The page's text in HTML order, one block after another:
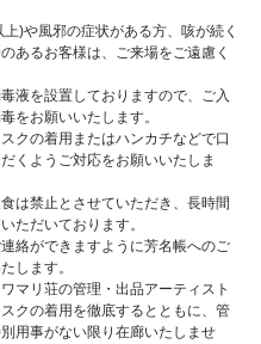
)や風邪の症状がある方、咳が続く
あるお客様は、ご来場をご遠慮く
毒液を設置しておりますので、ご入
をお願いいたします。
スクの着用またはハンカチなどで口
くようご対応をお願いいたしま
食は禁止とさせていただき、長時間
ただいております。
連絡ができますように芳名帳へのご
します。
マリ荘の管理・出品アーティスト
クの着用を徹底するとともに、管
用事がない限り在廊いたしませ